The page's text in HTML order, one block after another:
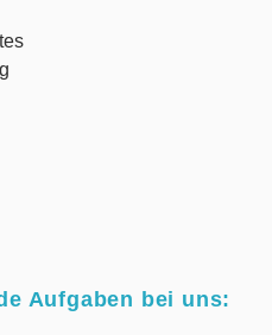
Aufgaben bei uns: